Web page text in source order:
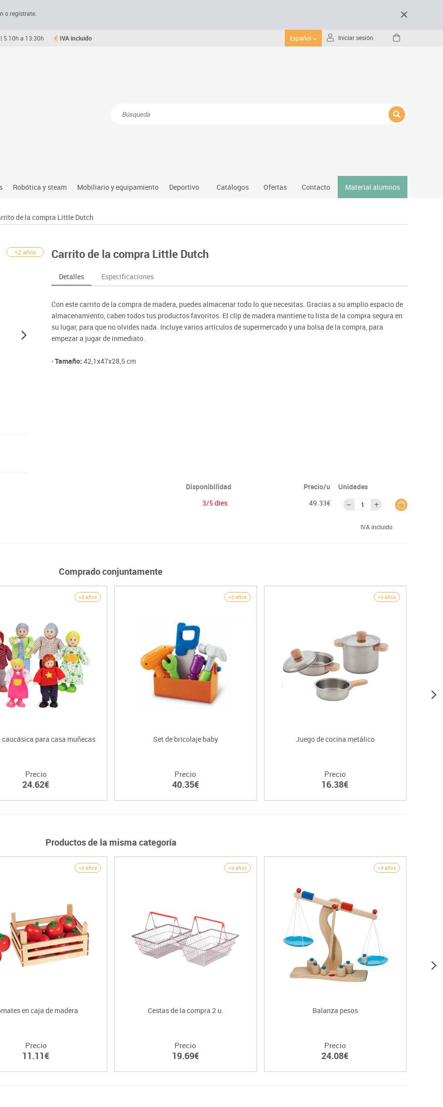
o regístrate.
S 10h a 13:30h IVA incluido Español Iniciar sesión
natural, social y cultural
de mesa
e idiomas
Ordenadores y tablets
Soportes
Videoproyección
Robótica y steam
Robótica educativa
Tinkering
Mobiliario y equipamiento
Mesas comedor plegables y desplegables
Mobiliario oficina y despacho
Mesas escolares, abatibles y polivalentes
Percheros, baldas y taquillas
Sillas, bancos y taburetes
Deportivo
Balones y pelotas
Entrenamiento
Foam
Deportes raqueta
Gimnasia rítmica
Catálogos Ofertas Contacto Material alumnos
de la compra Little Dutch
+2 años Carrito de la compra Little Dutch
Detalles Especificaciones
Con este carrito de la compra de madera, puedes almacenar todo lo que necesitas. Gracias a su amplio espacio de
almacenamiento, caben todos tus productos favoritos. El clip de madera mantiene tu lista de la compra segura en
su lugar, para que no olvides nada. Incluye varios artículos de supermercado y una bolsa de la compra, para
empezar a jugar de inmediato.
· Tamaño: 42,1x47x28,5 cm
Disponibilidad Precio/u
Unidades
3/5 dies 49.33€
IVA incluido
Comprado conjuntamente
+3 años
para casa muñecas
Precio
24.62€
+2 años
Set de bricolaje baby
Precio
40.35€
+3 años
Juego de cocina metálico
Precio
16.38€
Productos de la misma categoría
+3 años
en caja de madera
Precio
11.11€
+3 años
Cestas de la compra 2 u.
Precio
19.69€
+3 años
Balanza pesos
Precio
24.08€